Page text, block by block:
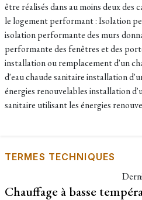
être réalisés dans au moins deux des
le logement performant : Isolation
isolation performante des murs
performante des fenêtres et des
installation ou remplacement d'un
d'eau chaude sanitaire installation
énergies renouvelables installation
sanitaire utilisant les énergies
TERMES TECHNIQUES
Chauffage à basse